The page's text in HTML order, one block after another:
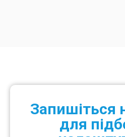
Запишіться
для